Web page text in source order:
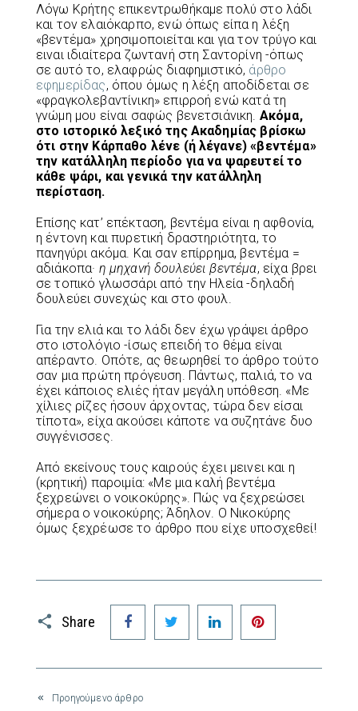
Λόγω Κρήτης επικεντρωθήκαμε πολύ στο λάδι
και τον ελαιόκαρπο, ενώ όπως είπα η λέξη
«βεντέμα» χρησιμοποιείται και για τον τρύγο και
ειναι ιδιαίτερα ζωντανή στη Σαντορίνη -όπως
σε αυτό το, ελαφρώς διαφημιστικό, άρθρο
εφημερίδας, όπου όμως η λέξη αποδίδεται σε
«φραγκολεβαντίνικη» επιρροή ενώ κατά τη
γνώμη μου είναι σαφώς βενετσιάνικη. Ακόμα,
στο ιστορικό λεξικό της Ακαδημίας βρίσκω
ότι στην Κάρπαθο λένε (ή λέγανε) «βεντέμα»
την κατάλληλη περίοδο για να ψαρευτεί το
κάθε ψάρι, και γενικά την κατάλληλη
περίσταση.
Επίσης κατ’ επέκταση, βεντέμα είναι η αφθονία,
η έντονη και πυρετική δραστηριότητα, το
πανηγύρι ακόμα. Και σαν επίρρημα, βεντέμα =
αδιάκοπα· η μηχανή δουλεύει βεντέμα, είχα βρει
σε τοπικό γλωσσάρι από την Ηλεία -δηλαδή
δουλεύει συνεχώς και στο φουλ.
Για την ελιά και το λάδι δεν έχω γράψει άρθρο
στο ιστολόγιο -ίσως επειδή το θέμα είναι
απέραντο. Οπότε, ας θεωρηθεί το άρθρο τούτο
σαν μια πρώτη πρόγευση. Πάντως, παλιά, το να
έχει κάποιος ελιές ήταν μεγάλη υπόθεση. «Με
χίλιες ρίζες ήσουν άρχοντας, τώρα δεν είσαι
τίποτα», είχα ακούσει κάποτε να συζητάνε δυο
συγγένισσες.
Από εκείνους τους καιρούς έχει μεινει και η
(κρητική) παροιμία: «Με μια καλή βεντέμα
ξεχρεώνει ο νοικοκύρης». Πώς να ξεχρεώσει
σήμερα ο νοικοκύρης; Άδηλον. Ο Νικοκύρης
όμως ξεχρέωσε το άρθρο που είχε υποσχεθεί!
Share
Facebook Twitter LinkedIn
Προηγούμενο άρθρο